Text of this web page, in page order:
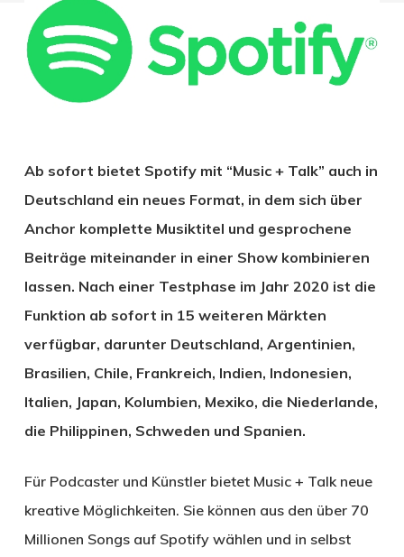
Ab sofort bietet Spotify mit “Music + Talk” auch in
Deutschland ein neues Format, in dem sich über
Anchor komplette Musiktitel und gesprochene
Beiträge miteinander in einer Show kombinieren
lassen. Nach einer Testphase im Jahr 2020 ist die
Funktion ab sofort in 15 weiteren Märkten
verfügbar, darunter Deutschland, Argentinien,
Brasilien, Chile, Frankreich, Indien, Indonesien,
Italien, Japan, Kolumbien, Mexiko, die Niederlande,
die Philippinen, Schweden und Spanien.
Für Podcaster und Künstler bietet Music + Talk neue
kreative Möglichkeiten. Sie können aus den über 70
Millionen Songs auf Spotify wählen und in selbst